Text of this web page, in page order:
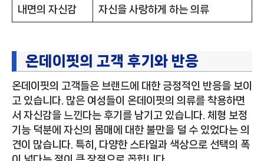
내면의 자신감 자신을 사랑하게 하는 의류
온데이핏의 고객 후기와 반응
온데이핏의 고객들은 브랜드에 대한 긍정적인 반응을 보이
고 있습니다. 많은 여성들이 온데이핏의 의류를 착용하면
서 자신감을 느낀다는 후기를 남기고 있습니다. 체형 보정
기능 덕분에 자신의 몸매에 대한 불만을 덜 수 있었다는 의
견이 많습니다. 특히, 다양한 스타일과 색상으로 선택의 폭